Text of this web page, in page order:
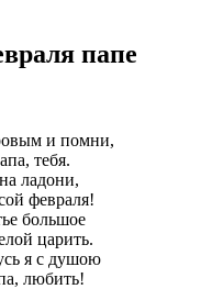
папе
и помни,
тебя.
ладони,
февраля!
большое
царить.
я с душою
любить!